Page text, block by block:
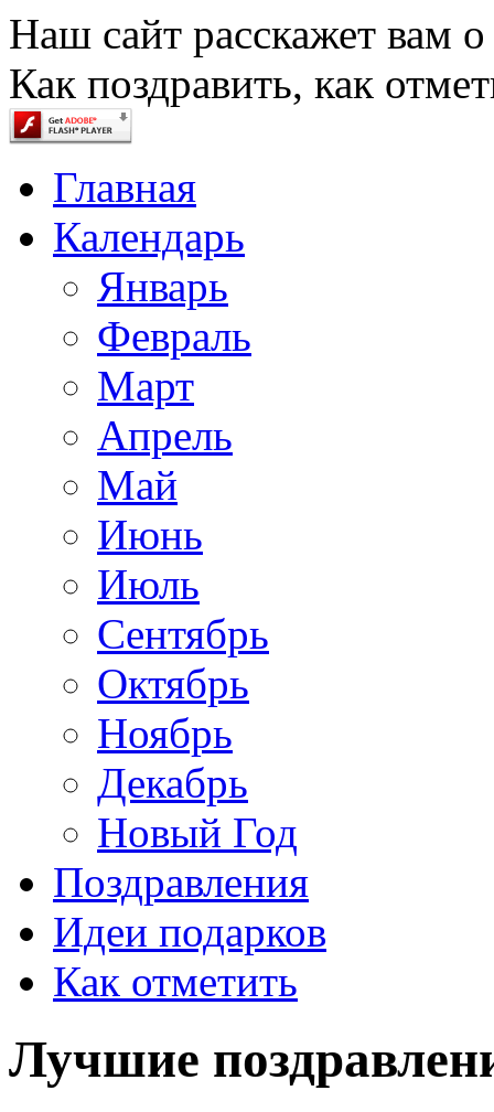
Наш сайт расскажет вам о
Как поздравить, как
Главная
Календарь
Январь
Февраль
Март
Апрель
Май
Июнь
Июль
Сентябрь
Октябрь
Ноябрь
Декабрь
Новый Год
Поздравления
Идеи подарков
Как отметить
Лучшие